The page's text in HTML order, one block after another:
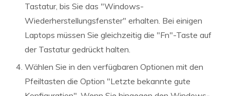
Tastatur, bis Sie das "Windows-
Wiederherstellungsfenster" erhalten. Bei einigen
Laptops müssen Sie gleichzeitig die "Fn"-Taste auf
der Tastatur gedrückt halten.
Wählen Sie in den verfügbaren Optionen mit den
Pfeiltasten die Option "Letzte bekannte gute